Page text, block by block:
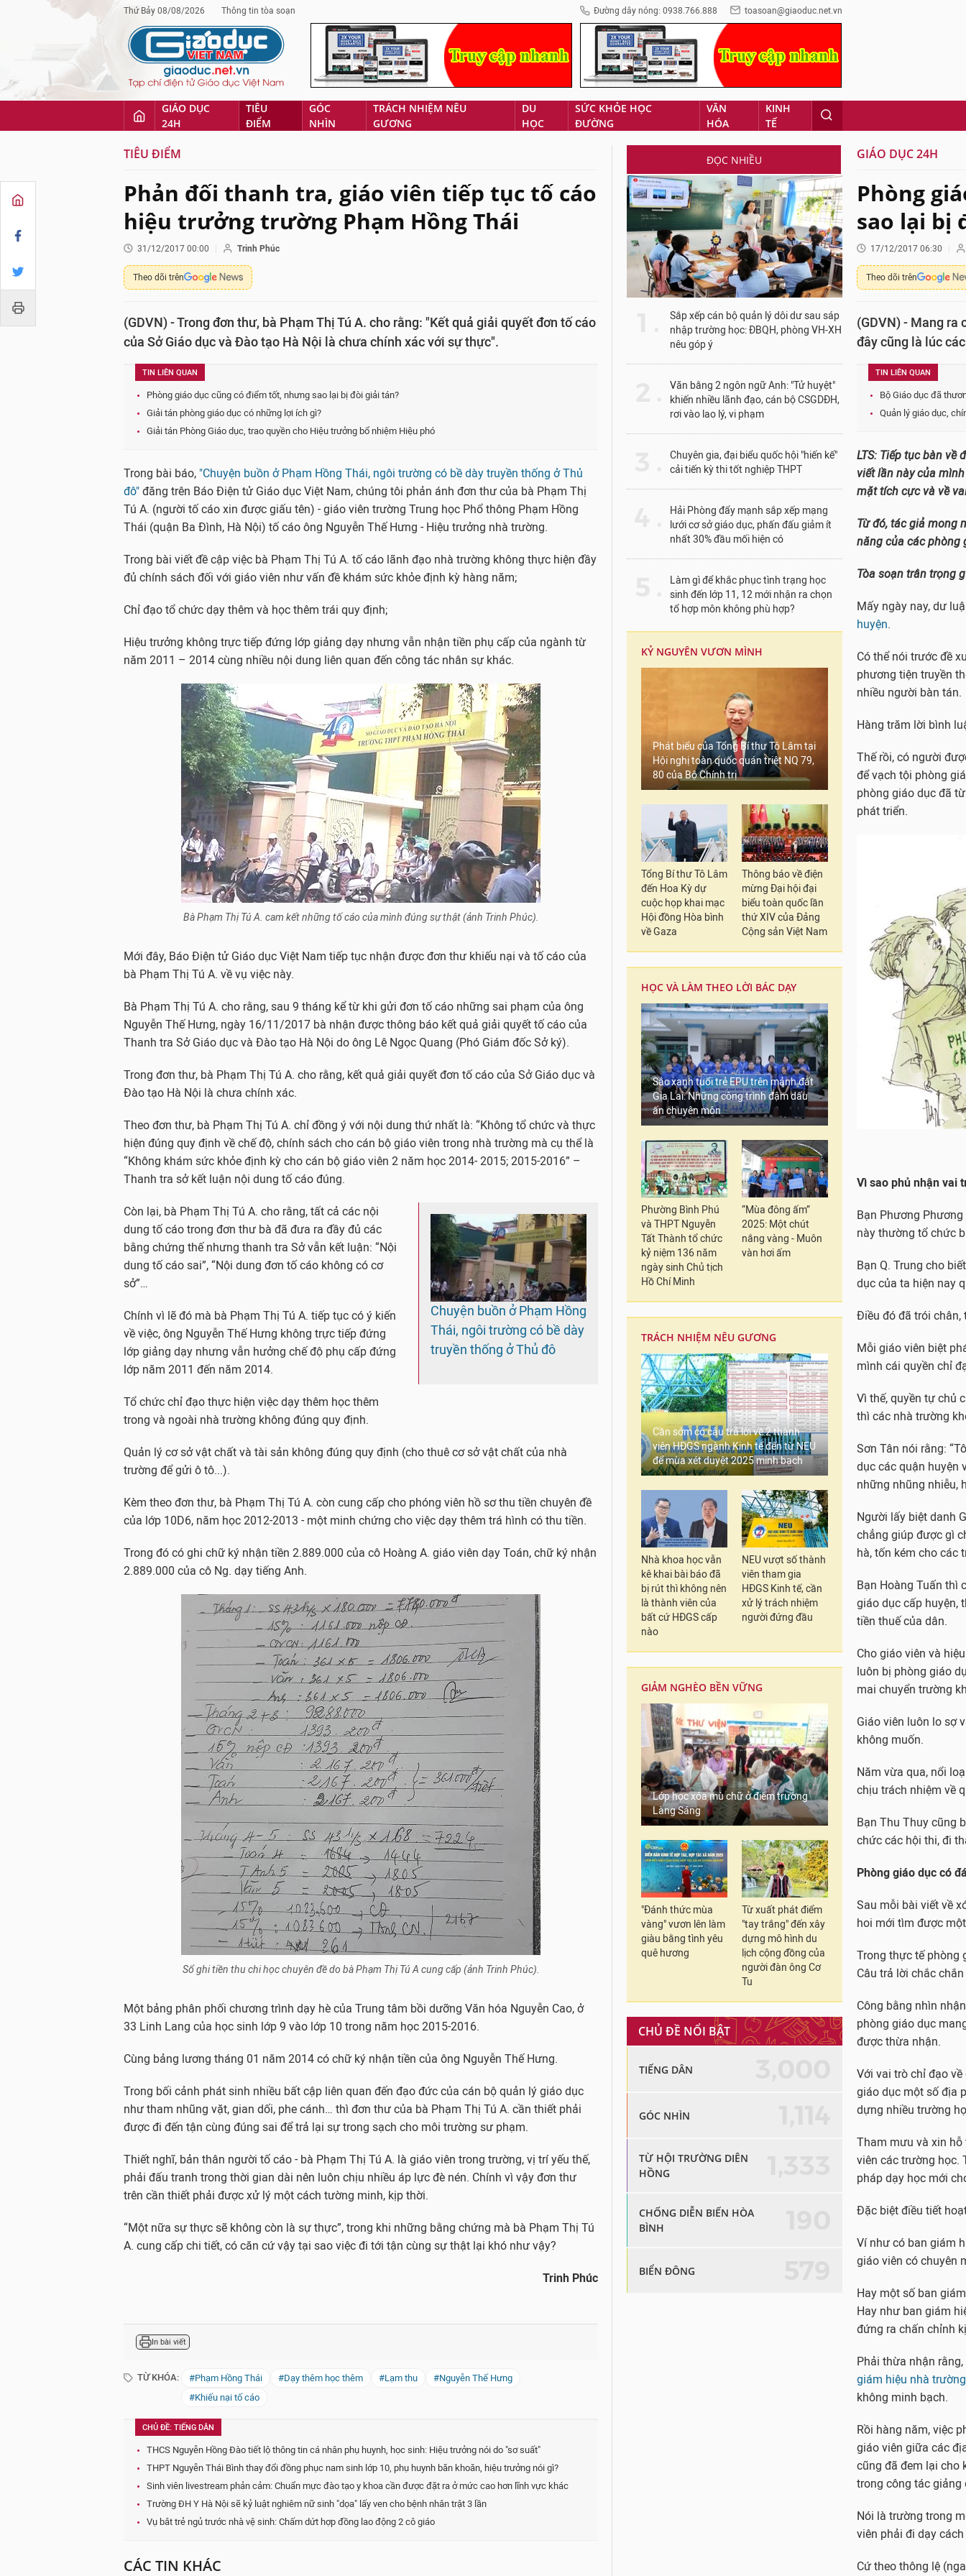
Thứ Bảy 08/08/2026 Thông tin tòa soạn Đường dây nóng: 0938.766.888 toasoan@giaoduc.net.vn
GIÁO DỤC
24H
TIÊU
ĐIỂM
GÓC
NHÌN
TRÁCH NHIỆM NÊU
GƯƠNG
DU
HỌC
SỨC KHỎE HỌC
ĐƯỜNG
VĂN
HÓA
KINH
TẾ
TIÊU ĐIỂM
Phản đối thanh tra, giáo viên tiếp tục tố cáo
hiệu trưởng trường Phạm Hồng Thái
31/12/2017 00:00 Trinh Phúc
Theo dõi trên
(GDVN) - Trong đơn thư, bà Phạm Thị Tú A. cho rằng: "Kết quả giải quyết đơn tố cáo
của Sở Giáo dục và Đào tạo Hà Nội là chưa chính xác với sự thực".
TIN LIÊN QUAN
Phòng giáo dục cũng có điểm tốt, nhưng sao lại bị đòi giải tán?
Giải tán phòng giáo dục có những lợi ích gì?
Giải tán Phòng Giáo dục, trao quyền cho Hiệu trưởng bổ nhiệm Hiệu phó
Trong bài báo, "Chuyện buồn ở Phạm Hồng Thái, ngôi trường có bề dày truyền thống ở Thủ
đô" đăng trên Báo Điện tử Giáo dục Việt Nam, chúng tôi phản ánh đơn thư của bà Phạm Thị
Tú A. (người tố cáo xin được giấu tên) - giáo viên trường Trung học Phổ thông Phạm Hồng
Thái (quận Ba Đình, Hà Nội) tố cáo ông Nguyễn Thế Hưng - Hiệu trưởng nhà trường.
Trong bài viết đề cập việc bà Phạm Thị Tú A. tố cáo lãnh đạo nhà trường không thực hiện đầy
đủ chính sách đối với giáo viên như vấn đề khám sức khỏe định kỳ hàng năm;
Chỉ đạo tổ chức dạy thêm và học thêm trái quy định;
Hiệu trưởng không trực tiếp đứng lớp giảng dạy nhưng vẫn nhận tiền phụ cấp của ngành từ
năm 2011 – 2014 cùng nhiều nội dung liên quan đến công tác nhân sự khác.
Bà Phạm Thị Tú A. cam kết những tố cáo của mình đúng sự thật (ảnh Trinh Phúc).
Mới đây, Báo Điện tử Giáo dục Việt Nam tiếp tục nhận được đơn thư khiếu nại và tố cáo của
bà Phạm Thị Tú A. về vụ việc này.
Bà Phạm Thị Tú A. cho rằng, sau 9 tháng kể từ khi gửi đơn tố cáo những sai phạm của ông
Nguyễn Thế Hưng, ngày 16/11/2017 bà nhận được thông báo kết quả giải quyết tố cáo của
Thanh tra Sở Giáo dục và Đào tạo Hà Nội do ông Lê Ngọc Quang (Phó Giám đốc Sở ký).
Trong đơn thư, bà Phạm Thị Tú A. cho rằng, kết quả giải quyết đơn tố cáo của Sở Giáo dục và
Đào tạo Hà Nội là chưa chính xác.
Theo đơn thư, bà Phạm Thị Tú A. chỉ đồng ý với nội dung thứ nhất là: “Không tổ chức và thực
hiện đúng quy định về chế độ, chính sách cho cán bộ giáo viên trong nhà trường mà cụ thể là
“Không khám sức khỏe định kỳ cho cán bộ giáo viên 2 năm học 2014- 2015; 2015-2016” –
Thanh tra sở kết luận nội dung tố cáo đúng.
Chuyện buồn ở Phạm Hồng
Thái, ngôi trường có bề dày
truyền thống ở Thủ đô
Còn lại, bà Phạm Thị Tú A. cho rằng, tất cả các nội
dung tố cáo trong đơn thư bà đã đưa ra đầy đủ các
bằng chứng thế nhưng thanh tra Sở vẫn kết luận: “Nội
dung tố cáo sai”, “Nội dung đơn tố cáo không có cơ
sở”…
Chính vì lẽ đó mà bà Phạm Thị Tú A. tiếp tục có ý kiến
về việc, ông Nguyễn Thế Hưng không trực tiếp đứng
lớp giảng dạy nhưng vẫn hưởng chế độ phụ cấp đứng
lớp năm 2011 đến năm 2014.
Tổ chức chỉ đạo thực hiện việc dạy thêm học thêm
trong và ngoài nhà trường không đúng quy định.
Quản lý cơ sở vật chất và tài sản không đúng quy định (cho thuê cơ sở vật chất của nhà
trường để gửi ô tô...).
Kèm theo đơn thư, bà Phạm Thị Tú A. còn cung cấp cho phóng viên hồ sơ thu tiền chuyên đề
của lớp 10D6, năm học 2012-2013 - một minh chứng cho việc dạy thêm trá hình có thu tiền.
Trong đó có ghi chữ ký nhận tiền 2.889.000 của cô Hoàng A. giáo viên dạy Toán, chữ ký nhận
2.889.000 của cô Ng. dạy tiếng Anh.
Sổ ghi tiền thu chi học chuyên đề do bà Phạm Thị Tú A cung cấp (ảnh Trinh Phúc).
Một bảng phân phối chương trình dạy hè của Trung tâm bồi dưỡng Văn hóa Nguyễn Cao, ở
33 Linh Lang của học sinh lớp 9 vào lớp 10 trong năm học 2015-2016.
Cùng bảng lương tháng 01 năm 2014 có chữ ký nhận tiền của ông Nguyễn Thế Hưng.
Trong bối cảnh phát sinh nhiều bất cập liên quan đến đạo đức của cán bộ quản lý giáo dục
như tham nhũng vặt, gian dối, phe cánh… thì đơn thư của bà Phạm Thị Tú A. cần thiết phải
được đi đến tận cùng đúng sai để trả lại sự trong sạch cho môi trường sư phạm.
Thiết nghĩ, bản thân người tố cáo - bà Phạm Thị Tú A. là giáo viên trong trường, vị trí yếu thế,
phải đấu tranh trong thời gian dài nên luôn chịu nhiều áp lực đè nén. Chính vì vậy đơn thư
trên cần thiết phải được xử lý một cách tường minh, kịp thời.
“Một nữa sự thực sẽ không còn là sự thực”, trong khi những bằng chứng mà bà Phạm Thị Tú
A. cung cấp chi tiết, có căn cứ vậy tại sao việc đi tới tận cùng sự thật lại khó như vậy?
Trinh Phúc
In bài viết
TỪ KHÓA: #Phạm Hồng Thái #Dạy thêm học thêm #Lạm thu
#Nguyễn Thế Hưng
#Khiếu nại tố cáo
CHỦ ĐỀ: TIẾNG DÂN
THCS Nguyễn Hồng Đào tiết lộ thông tin cá nhân phụ huynh, học sinh: Hiệu trưởng nói do "sơ suất"
THPT Nguyễn Thái Bình thay đổi đồng phục nam sinh lớp 10, phụ huynh băn khoăn, hiệu trưởng nói gì?
Sinh viên livestream phản cảm: Chuẩn mực đào tạo y khoa cần được đặt ra ở mức cao hơn lĩnh vực khác
Trường ĐH Y Hà Nội sẽ kỷ luật nghiêm nữ sinh "dọa" lấy ven cho bệnh nhân trật 3 lần
Vụ bắt trẻ ngủ trước nhà vệ sinh: Chấm dứt hợp đồng lao động 2 cô giáo
CÁC TIN KHÁC
ĐỌC NHIỀU
Sắp xếp cán bộ quản lý dôi dư sau sáp
nhập trường học: ĐBQH, phòng VH-XH
nêu góp ý
Văn bằng 2 ngôn ngữ Anh: "Tử huyệt"
khiến nhiều lãnh đạo, cán bộ CSGDĐH,
rơi vào lao lý, vi phạm
Chuyên gia, đại biểu quốc hội "hiến kế"
cải tiến kỳ thi tốt nghiệp THPT
Hải Phòng đẩy mạnh sắp xếp mạng
lưới cơ sở giáo dục, phấn đấu giảm ít
nhất 30% đầu mối hiện có
Làm gì để khắc phục tình trạng học
sinh đến lớp 11, 12 mới nhận ra chọn
tổ hợp môn không phù hợp?
KỶ NGUYÊN VƯƠN MÌNH
Phát biểu của Tổng Bí thư Tô Lâm tại
Hội nghị toàn quốc quán triệt NQ 79,
80 của Bộ Chính trị
Tổng Bí thư Tô Lâm
đến Hoa Kỳ dự
cuộc họp khai mạc
Hội đồng Hòa bình
về Gaza
Thông báo về điện
mừng Đại hội đại
biểu toàn quốc lần
thứ XIV của Đảng
Cộng sản Việt Nam
HỌC VÀ LÀM THEO LỜI BÁC DẠY
Sắc xanh tuổi trẻ EPU trên mảnh đất
Gia Lai: Những công trình đậm dấu
ấn chuyên môn
Phường Bình Phú
và THPT Nguyễn
Tất Thành tổ chức
kỷ niệm 136 năm
ngày sinh Chủ tịch
Hồ Chí Minh
“Mùa đông ấm”
2025: Một chút
nắng vàng - Muôn
vàn hơi ấm
TRÁCH NHIỆM NÊU GƯƠNG
Cần sớm có câu trả lời về 2 thành
viên HĐGS ngành Kinh tế đến từ NEU
để mùa xét duyệt 2025 minh bạch
Nhà khoa học vẫn
kê khai bài báo đã
bị rút thì không nên
là thành viên của
bất cứ HĐGS cấp
nào
NEU vượt số thành
viên tham gia
HĐGS Kinh tế, cần
xử lý trách nhiệm
người đứng đầu
GIẢM NGHÈO BỀN VỮNG
Lớp học xóa mù chữ ở điểm trường
Làng Sáng
"Đánh thức mùa
vàng" vươn lên làm
giàu bằng tình yêu
quê hương
Từ xuất phát điểm
"tay trắng" đến xây
dựng mô hình du
lịch cộng đồng của
người đàn ông Cơ
Tu
CHỦ ĐỀ NỔI BẬT
TIẾNG DÂN
GÓC NHÌN
TỪ HỘI TRƯỜNG DIÊN
HỒNG
CHỐNG DIỄN BIẾN HÒA
BÌNH
BIỂN ĐÔNG
GIÁO DỤC 24H
Phòng
sao lại bị
17/12/2017 06:30
Theo dõi trên
(GDVN) - Mang ra
đây cũng là lúc
TIN LIÊN QUAN
Bộ Giáo dục đã
Quản lý giáo dục,
LTS: Tiếp tục bàn về
viết lần này của
mặt tích cực và về
Từ đó, tác giả mong
năng của các phòng
Tòa soạn trân trọng
Mấy ngày nay, dư
huyện.
Có thể nói trước đề
phương tiện truyền
nhiều người bàn tán.
Hàng trăm lời bình
Thế rồi, có người
để vạch tội phòng
phòng giáo dục đã
phát triển.
Vì sao phủ nhận vai
Bạn Phương
này thường tổ chức
Bạn Q. Trung cho
dục của ta hiện nay
Điều đó đã trói chân,
Mỗi giáo viên biệt
mình cái quyền chỉ
Vì thế, quyền tự chủ
thì các nhà trường
Sơn Tân nói rằng:
dục các quận huyện
những nhũng nhiễu,
Người lấy biệt danh
chẳng giúp được gì
hà, tốn kém cho các
Bạn Hoàng Tuấn thì
giáo dục cấp huyện,
tiền thuế của dân.
Cho giáo viên và
luôn bị phòng giáo
mai chuyển trường
Giáo viên luôn lo sợ
không muốn.
Năm vừa qua, nổi
chịu trách nhiệm về
Bạn Thu Thuy cũng
chức các hội thi, đi
Phòng giáo dục có
Sau mỗi bài viết về
hoi mới tìm được
Trong thực tế phòng
Câu trả lời chắc
Công bằng nhìn
phòng giáo dục
được thừa nhận.
Với vai trò chỉ đạo
giáo dục một số địa
dựng nhiều trường
Tham mưu và xin hỗ
viên các trường học.
pháp dạy học mới
Đặc biệt điều tiết
Ví như có ban giám
giáo viên có chuyên
Hay một số ban
Hay như ban giám
đứng ra chấn chỉnh
Phải thừa nhận
giám hiệu nhà trường
không minh bạch.
Rồi hàng năm, việc
giáo viên giữa các
cũng đã đem lại cho
trong công tác giảng
Nói là trường trong
viên phải đi dạy
Cứ theo thông lệ